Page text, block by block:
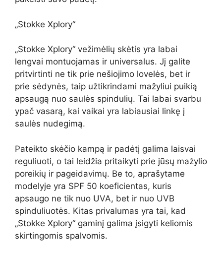
„Stokke Xplory“
„Stokke Xplory“ vežimėlių skėtis yra labai
lengvai montuojamas ir universalus. Jį galite
pritvirtinti ne tik prie nešiojimo lovelės, bet ir
prie sėdynės, taip užtikrindami mažyliui puikią
apsaugą nuo saulės spindulių. Tai labai svarbu
ypač vasarą, kai vaikai yra labiausiai linkę į
saulės nudegimą.
Pateikto skėčio kampą ir padėtį galima laisvai
reguliuoti, o tai leidžia pritaikyti prie jūsų mažylio
poreikių ir pageidavimų. Be to, aprašytame
modelyje yra SPF 50 koeficientas, kuris
apsaugo ne tik nuo UVA, bet ir nuo UVB
spinduliuotės. Kitas privalumas yra tai, kad
„Stokke Xplory“ gaminį galima įsigyti keliomis
skirtingomis spalvomis.